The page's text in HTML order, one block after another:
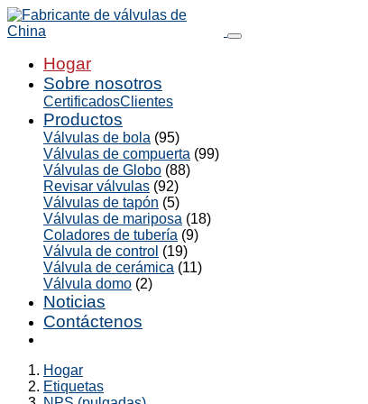
Hogar
Sobre nosotros
CertificadosClientes
Productos
Válvulas de bola (95)
Válvulas de compuerta (99)
Válvulas de Globo (88)
Revisar válvulas (92)
Válvulas de tapón (5)
Válvulas de mariposa (18)
Coladores de tubería (9)
Válvula de control (19)
Válvula de cerámica (11)
Válvula domo (2)
Noticias
Contáctenos
Hogar
Etiquetas